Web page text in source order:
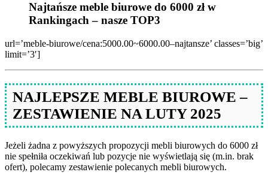
Najtańsze meble biurowe do 6000 zł w
Rankingach – nasze TOP3
url=’meble-biurowe/cena:5000.00~6000.00–najtansze’ classes=’big’
limit=’3′]
NAJLEPSZE MEBLE BIUROWE –
ZESTAWIENIE NA LUTY 2025
Jeżeli żadna z powyższych propozycji mebli biurowych do 6000 zł
nie spełniła oczekiwań lub pozycje nie wyświetlają się (m.in. brak
ofert), polecamy zestawienie polecanych mebli biurowych.